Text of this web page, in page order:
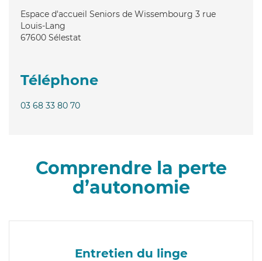
Espace d'accueil Seniors de Wissembourg 3 rue
Louis-Lang
67600 Sélestat
Téléphone
03 68 33 80 70
Comprendre la perte
d’autonomie
Entretien du linge